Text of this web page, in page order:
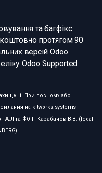
та багфікс
протягом 90
версій Odoo
Odoo Supported
При повному або
на kitworks.systems
А.Л та ФО-П Карабанов В.В. (legal